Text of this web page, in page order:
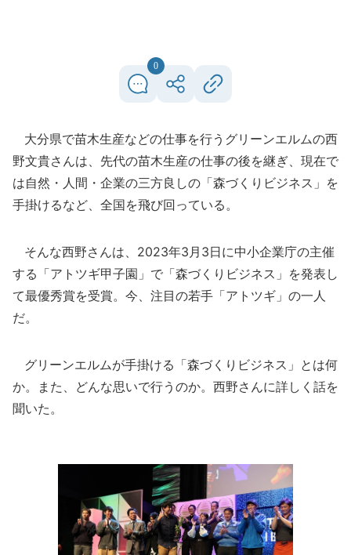
0
大分県で苗木生産などの仕事を行うグリーンエルムの西
野文貴さんは、先代の苗木生産の仕事の後を継ぎ、現在で
は自然・人間・企業の三方良しの「森づくりビジネス」を
手掛けるなど、全国を飛び回っている。
そんな西野さんは、2023年3月3日に中小企業庁の主催
する「アトツギ甲子園」で「森づくりビジネス」を発表し
て最優秀賞を受賞。今、注目の若手「アトツギ」の一人
だ。
グリーンエルムが手掛ける「森づくりビジネス」とは何
か。また、どんな思いで行うのか。西野さんに詳しく話を
聞いた。